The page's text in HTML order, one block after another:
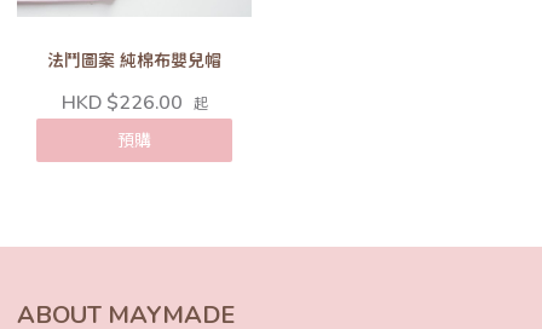
法鬥圖案 純棉布嬰兒帽
HKD $226.00 起
預購
ABOUT MAYMADE